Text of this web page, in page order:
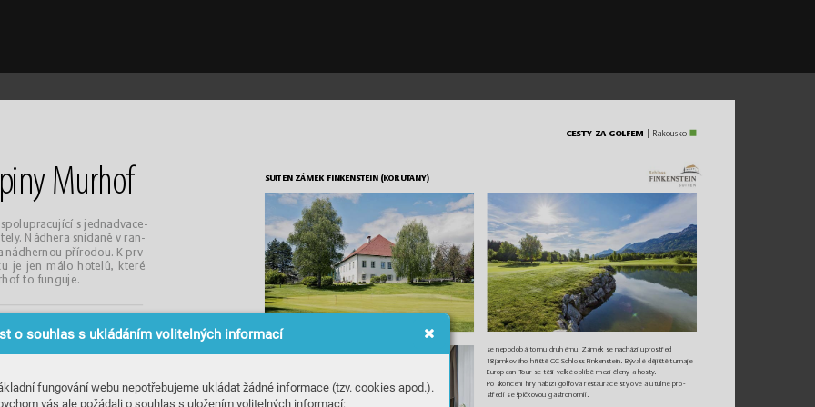
o souhlas s ukládáním volitelných informací
fungování webu nepotřebujeme ukládat žádné informace (tzv. cookies apod.).
vás ale požádali o souhlas s uložením volitelných informací:
Murhof
olupracující s jednadvace-
. Nádhera snídaně v ran-
nádhernou přírodou. K prv-
je jen má lo hotelů, které
rhof to funguje.
CESTY ZA GOLFEM | Rakousko
se nepodobá tomu druh ému. Zámek se nachází uprostřed
18jamkového hři ště GC Schloss Fink enstein. Bývalé dějiště turnaje
European Tour se těší velké oblibě mezi čl eny a hosty.
Po skončení hry nabízí golfová restaurace stylové a útulné pro-
stř edí se špičkovou gastronomií.
SUITEN ZÁMEK FINKENSTEIN (KORUTANY)